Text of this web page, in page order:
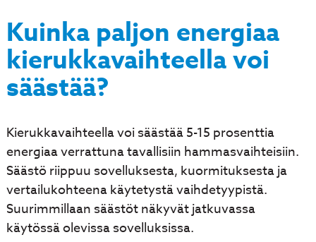
Kuinka paljon energiaa
kierukkavaihteella voi
säästää?
Kierukkavaihteella voi säästää 5-15 prosenttia
energiaa verrattuna tavallisiin hammasvaihteisiin.
Säästö riippuu sovelluksesta, kuormituksesta ja
vertailukohteena käytetystä vaihdetyypistä.
Suurimmillaan säästöt näkyvät jatkuvassa
käytössä olevissa sovelluksissa.